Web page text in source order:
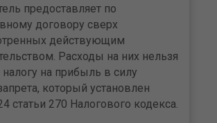
предоставляет по
договору сверх
действующим
Расходы на них нельзя
налогу на прибыль в силу
который установлен
статьи 270 Налогового кодекса.